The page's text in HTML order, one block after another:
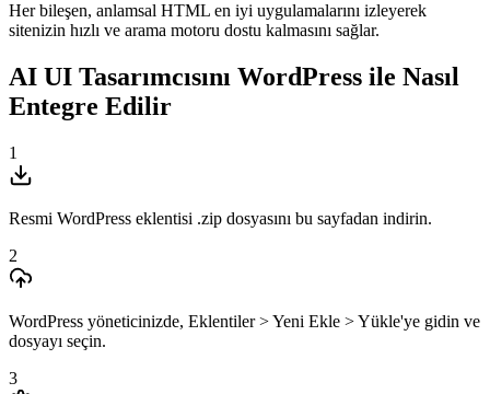
Her bileşen, anlamsal HTML en iyi uygulamalarını izleyerek
sitenizin hızlı ve arama motoru dostu kalmasını sağlar.
AI UI Tasarımcısını WordPress ile Nasıl
Entegre Edilir
1
Resmi WordPress eklentisi .zip dosyasını bu sayfadan indirin.
2
WordPress yöneticinizde, Eklentiler > Yeni Ekle > Yükle'ye gidin ve
dosyayı seçin.
3